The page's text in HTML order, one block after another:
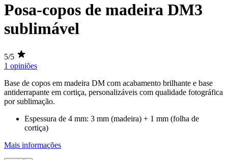
Posa-copos de madeira DM3
sublimável
5/5
1 opiniões
Base de copos em madeira DM com acabamento brilhante e base
antiderrapante em cortiça, personalizáveis com qualidade fotográfica
porsublimação.
Espessura de 4 mm: 3 mm (madeira) + 1 mm (folha de
cortiça)
Mais informações